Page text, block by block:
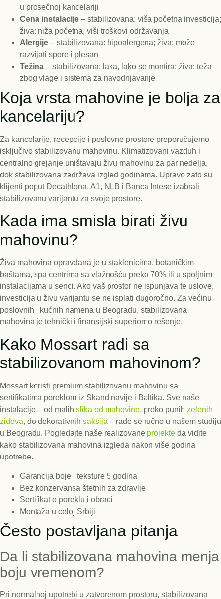
u prosečnoj kancelariji
Cena instalacije – stabilizovana: viša početna investicija;
živa: niža početna, viši troškovi održavanja
Alergije – stabilizovana: hipoalergena; živa: može
razvijati spore i plesan
Težina – stabilizovana: laka, lako se montira; živa: teža
zbog vlage i sistema za navodnjavanje
Koja vrsta mahovine je bolja za
kancelariju?
Za kancelarije, recepcije i poslovne prostore preporučujemo
isključivo stabilizovanu mahovinu. Klimatizovani vazduh i
centralno grejanje uništavaju živu mahovinu za par nedelja,
dok stabilizovana zadržava izgled godinama. Upravo zato su
klijenti poput Decathlona, A1, NLB i Banca Intese izabrali
stabilizovanu varijantu za svoje prostore.
Kada ima smisla birati živu
mahovinu?
Živa mahovina opravdana je u staklenicima, botaničkim
baštama, spa centrima sa vlažnošću preko 70% ili u spoljnim
instalacijama u senci. Ako vaš prostor ne ispunjava te uslove,
investicija u živu varijantu se ne isplati dugoročno. Za većinu
poslovnih i kućnih namena u Beogradu, stabilizovana
mahovina je tehnički i finansijski superiorno rešenje.
Kako Mossart radi sa
stabilizovanom mahovinom?
Mossart koristi premium stabilizovanu mahovinu sa
sertifikatima poreklom iz Skandinavije i Baltika. Sve naše
instalacije – od malih slika od mahovine, preko punih zelenih
zidova, do dekorativnih saksija – rade se ručno u našem studiju
u Beogradu. Pogledajte naše realizovane projekte da vidite
kako stabilizovana mahovina izgleda nakon više godina
upotrebe.
Garancija boje i teksture 5 godina
Bez konzervansa štetnih za zdravlje
Sertifikat o poreklu i obradi
Montaža u celoj Srbiji
Često postavljana pitanja
Da li stabilizovana mahovina menja
boju vremenom?
Pri normalnoj upotrebi u zatvorenom prostoru, stabilizovana